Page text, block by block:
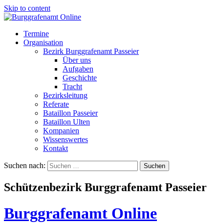
Skip to content
Termine
Organisation
Bezirk Burggrafenamt Passeier
Über uns
Aufgaben
Geschichte
Tracht
Bezirksleitung
Referate
Bataillon Passeier
Bataillon Ulten
Kompanien
Wissenswertes
Kontakt
Suchen nach:
Schützenbezirk Burggrafenamt Passeier
Burggrafenamt Online